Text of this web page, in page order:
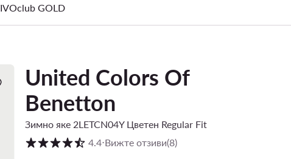
GOLD
United Colors Of
Benetton
Зимно яке 2LETCN04Y Цветен Regular Fit
Оценка на клиентите в скала от 1 до 5
4.4⋅Вижте отзиви(8)